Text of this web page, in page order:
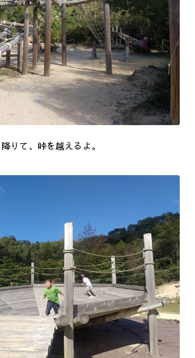
りて、峠を越えるよ。